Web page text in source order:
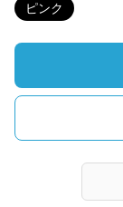
ピンク